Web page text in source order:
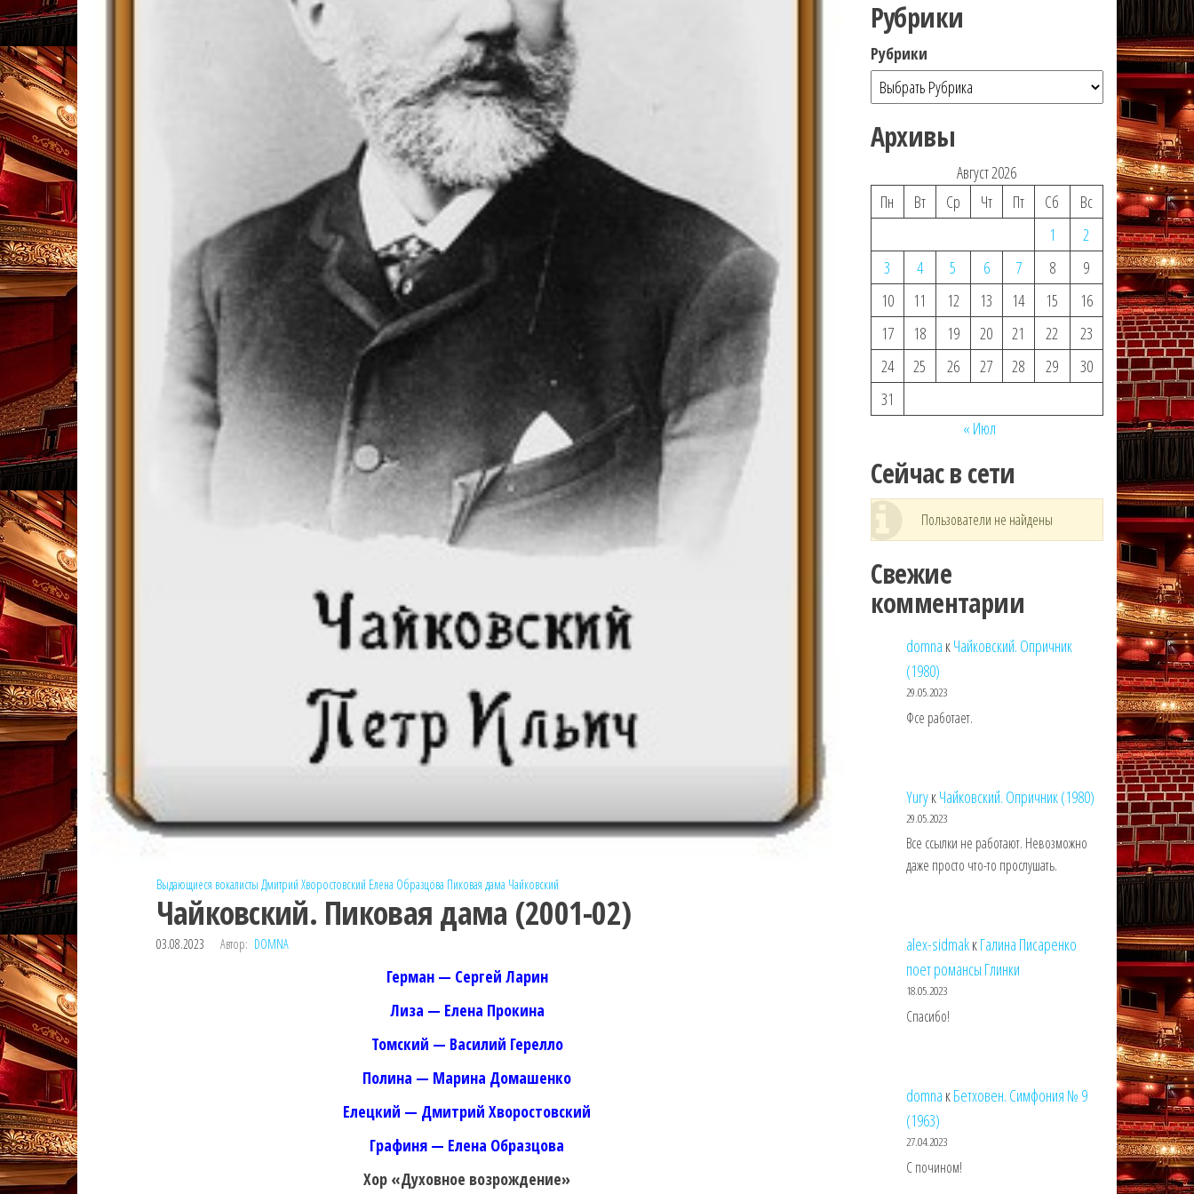
Выдающиеся вокалисты Дмитрий Хворостовский Елена Образцова Пиковая дама Чайковский
Чайковский. Пиковая дама (2001-02)
03.08.2023 Автор: DOMNA
Герман — Сергей Ларин
Лиза — Елена Прокина
Томский — Василий Герелло
Полина — Марина Домашенко
Елецкий — Дмитрий Хворостовский
Графиня — Елена Образцова
Хор «Духовное возрождение»
Рубрики
Рубрики
Архивы
Август 2026
Пн
Вт Ср Чт Пт Сб
Вс
1
2
3
4 5 6 7 8
9
10
11 12 13 14 15
16
17
18 19 20 21 22
23
24
25 26 27 28 29
30
31
« Июл
Сейчас в сети
Пользователи не найдены
Свежие
комментарии
domna кЧайковский. Опричник
(1980)
29.05.2023
Фсе работает.
YuryкЧайковский. Опричник (1980)
29.05.2023
Все ссылки не работают. Невозможно
даже просто что-то прослушать.
alex-sidmakкГалина Писаренко
поет романсы Глинки
18.05.2023
Спасибо!
domna кБетховен. Симфония № 9
(1963)
27.04.2023
С почином!